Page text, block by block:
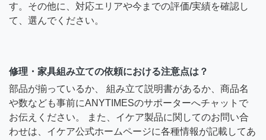
す。その他に、対応エリアや今までの評価/実績を確認し
て、選んでください。
修理・家具組み立ての依頼における注意点は？
部品が揃っているか、 組み立て説明書があるか、商品名
や数なども事前にANYTIMESのサポーターへチャットで
お伝えください。 また、イケア製品に関してのお問い合
わせは、イケア公式ホームページに各種情報が記載してあ